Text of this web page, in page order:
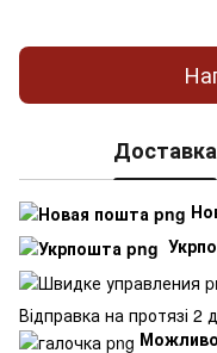
Доставка
Відправка на протязі 2